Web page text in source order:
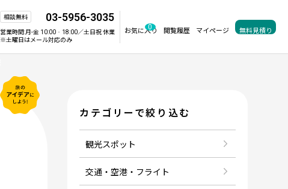
相談無料 03-5956-3035
営業時間:月-金 10:00‐18:00／土日祝 休業
※土曜日はメール対応のみ
お気に入り
0 閲覧履歴 マイページ 無料見積り
カテゴリーで絞り込む
観光スポット
交通・空港・フライト